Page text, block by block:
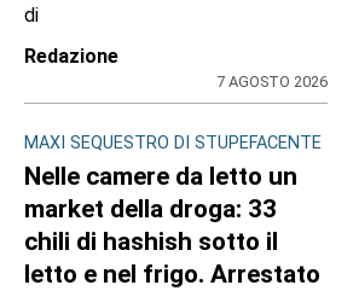
di
Redazione
7 AGOSTO 2026
MAXI SEQUESTRO DI STUPEFACENTE
Nelle camere da letto un
market della droga: 33
chili di hashish sotto il
letto e nel frigo. Arrestato